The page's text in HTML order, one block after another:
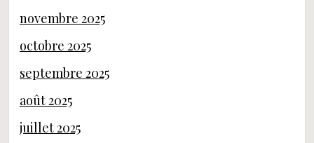
novembre 2025
octobre 2025
septembre 2025
août 2025
juillet 2025